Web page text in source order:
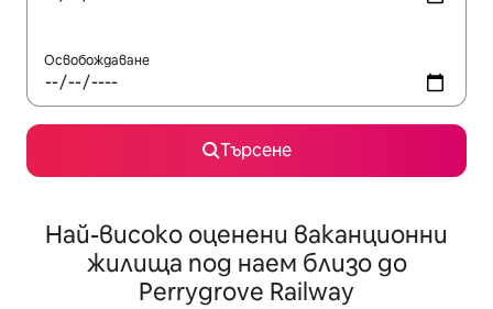
Освобождаване
Търсене
Най-високо оценени ваканционни
жилища под наем близо до
Perrygrove Railway